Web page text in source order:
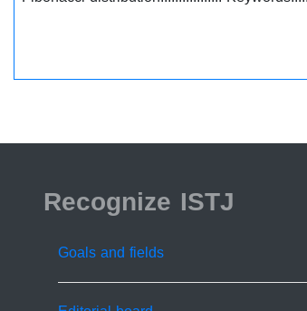
ISSN 2519-9854
Recognize ISTJ
Goals and fields